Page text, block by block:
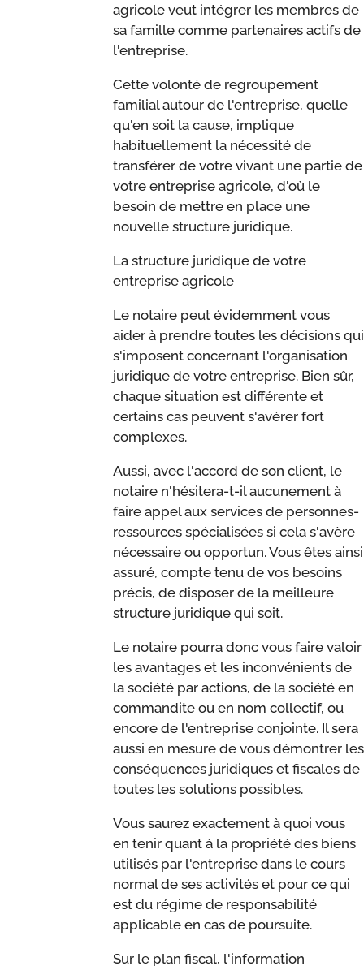
agricole veut intégrer les membres de
sa famille comme partenaires actifs de
l'entreprise.
Cette volonté de regroupement
familial autour de l'entreprise, quelle
qu'en soit la cause, implique
habituellement la nécessité de
transférer de votre vivant une partie de
votre entreprise agricole, d'où le
besoin de mettre en place une
nouvelle structure juridique.
La structure juridique de votre
entreprise agricole
Le notaire peut évidemment vous
aider à prendre toutes les décisions qui
s'imposent concernant l'organisation
juridique de votre entreprise. Bien sûr,
chaque situation est différente et
certains cas peuvent s'avérer fort
complexes.
Aussi, avec l'accord de son client, le
notaire n'hésitera-t-il aucunement à
faire appel aux services de personnes-
ressources spécialisées si cela s'avère
nécessaire ou opportun. Vous êtes ainsi
assuré, compte tenu de vos besoins
précis, de disposer de la meilleure
structure juridique qui soit.
Le notaire pourra donc vous faire valoir
les avantages et les inconvénients de
la société par actions, de la société en
commandite ou en nom collectif, ou
encore de l'entreprise conjointe. Il sera
aussi en mesure de vous démontrer les
conséquences juridiques et fiscales de
toutes les solutions possibles.
Vous saurez exactement à quoi vous
en tenir quant à la propriété des biens
utilisés par l'entreprise dans le cours
normal de ses activités et pour ce qui
est du régime de responsabilité
applicable en cas de poursuite.
Sur le plan fiscal, l'information